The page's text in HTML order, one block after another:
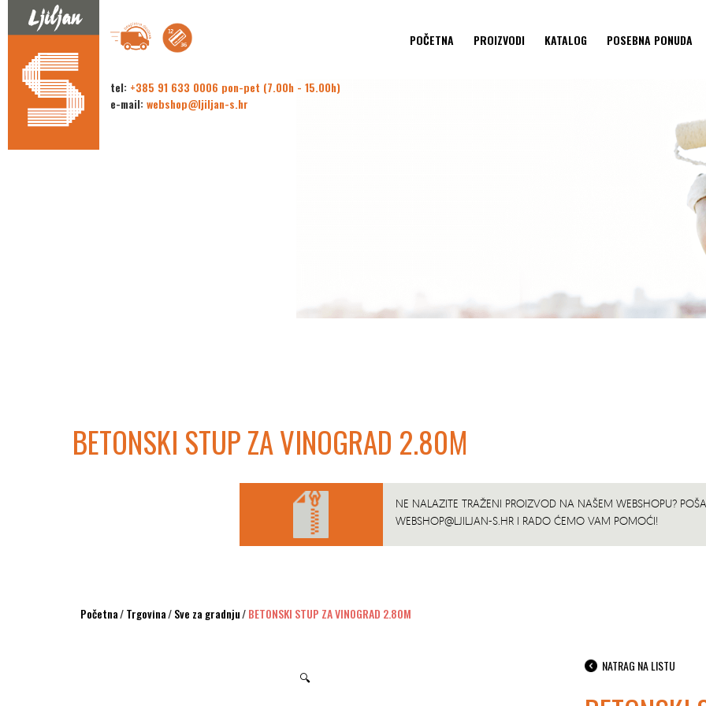
tel: +385 91 633 0006 pon-pet (7.00h - 15.00h)
e-mail: webshop@ljiljan-s.hr
POČETNA PROIZVODI KATALOG POSEBNA PONUDA
BETONSKI STUP ZA VINOGRAD 2.80M
NE NALAZITE TRAŽENI PROIZVOD NA NAŠEM WEBSHOPU?
WEBSHOP@LJILJAN-S.HRI RADO ĆEMO VAM POMOĆI!
Početna/Trgovina/Sve za gradnju/BETONSKI STUP ZA VINOGRAD 2.80M
🔍
NATRAG NA LISTU